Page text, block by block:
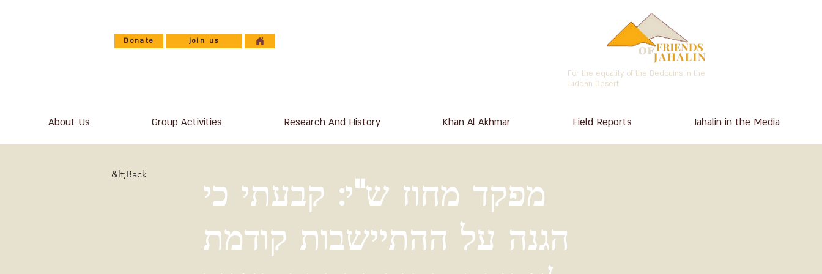
Donate join us
For the equality of the Bedouins in the
Judean Desert
Jahalin in the Media
Field Reports
Khan Al Akhmar
Research And History
Group Activities
About Us
&lt;Back
מפקד מחוז ש"י: קבעתי כי
הגנה על ההתיישבות קודמת